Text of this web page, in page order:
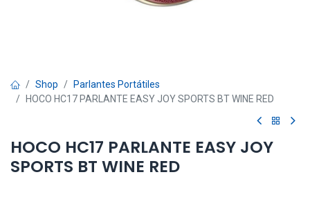
Shop
Parlantes Portátiles
HOCO HC17 PARLANTE EASY JOY SPORTS BT WINE RED
HOCO HC17 PARLANTE EASY JOY
SPORTS BT WINE RED